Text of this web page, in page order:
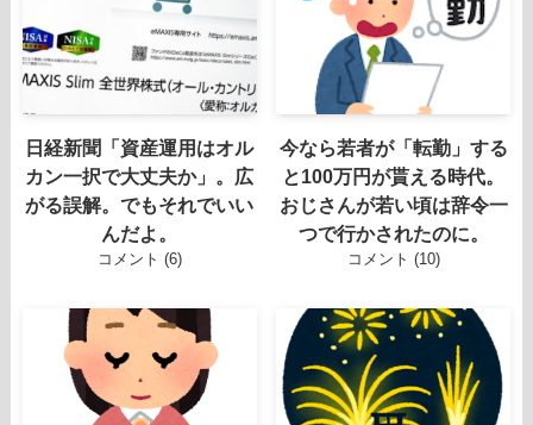
日経新聞「資産運用はオル
カン一択で大丈夫か」。広
がる誤解。でもそれでいい
んだよ。
コメント (6)
今なら若者が「転勤」する
と100万円が貰える時代。
おじさんが若い頃は辞令一
つで行かされたのに。
コメント (10)